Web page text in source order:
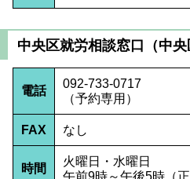
中央区就労相談窓口（中央
電話
092-733-0717
（予約専用）
FAX なし
時間
火曜日・水曜日
午前9時～午後5時（